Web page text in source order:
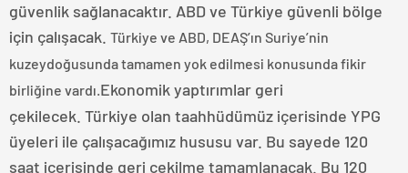
güvenlik sağlanacaktır. ABD ve Türkiye güvenli bölge
için çalışacak. Türkiye ve ABD, DEAŞ’ın Suriye’nin
kuzeydoğusunda tamamen yok edilmesi konusunda fikir
birliğine vardı.Ekonomik yaptırımlar geri
çekilecek. Türkiye olan taahhüdümüz içerisinde YPG
üyeleri ile çalışacağımız hususu var. Bu sayede 120
saat içerisinde geri çekilme tamamlanacak. Bu 120